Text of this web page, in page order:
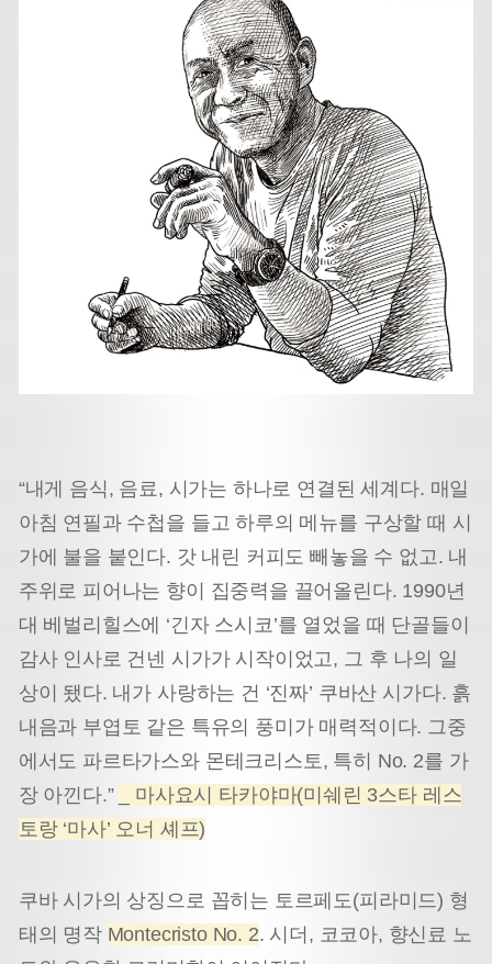
“내게 음식, 음료, 시가는 하나로 연결된 세계다. 매일
아침 연필과 수첩을 들고 하루의 메뉴를 구상할 때 시
가에 불을 붙인다. 갓 내린 커피도 빼놓을 수 없고. 내
주위로 피어나는 향이 집중력을 끌어올린다. 1990년
대 베벌리힐스에 ‘긴자 스시코’를 열었을 때 단골들이
감사 인사로 건넨 시가가 시작이었고, 그 후 나의 일
상이 됐다. 내가 사랑하는 건 ‘진짜’ 쿠바산 시가다. 흙
내음과 부엽토 같은 특유의 풍미가 매력적이다. 그중
에서도 파르타가스와 몬테크리스토, 특히 No. 2를 가
장 아낀다.”
_ 마사요시 타카야마(미쉐린 3스타 레스
토랑 ‘마사’ 오너 셰프)
쿠바 시가의 상징으로 꼽히는 토르페도(피라미드) 형
태의 명작 Montecristo No. 2. 시더, 코코아, 향신료 노